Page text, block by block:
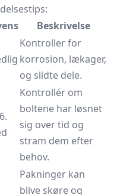
Beskrivelse
Kontroller for
korrosion, lækager,
og slidte dele.
Kontrollér om
boltene har løsnet
sig over tid og
stram dem efter
behov.
Pakninger kan
blive skøre og